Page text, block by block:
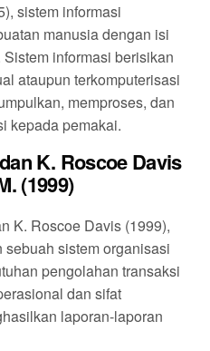
sistem informasi
manusia dengan isi
informasi berisikan
ataupun terkomputerisasi
memproses, dan
kepada pemakai.
K. Roscoe Davis
(1999)
K. Roscoe Davis (1999),
sistem organisasi
pengolahan transaksi
dan sifat
laporan-laporan